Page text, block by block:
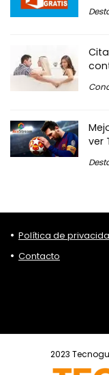
ver
Política de
Contacto
2023